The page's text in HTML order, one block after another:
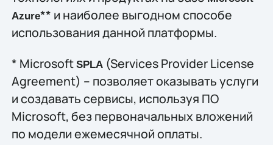
Azure** и наиболее выгодном способе
использования данной платформы.
* Microsoft SPLA(Services Provider License
Agreement) – позволяет оказывать услуги
и создавать сервисы, используя ПО
Microsoft, без первоначальных вложений
по модели ежемесячной оплаты.